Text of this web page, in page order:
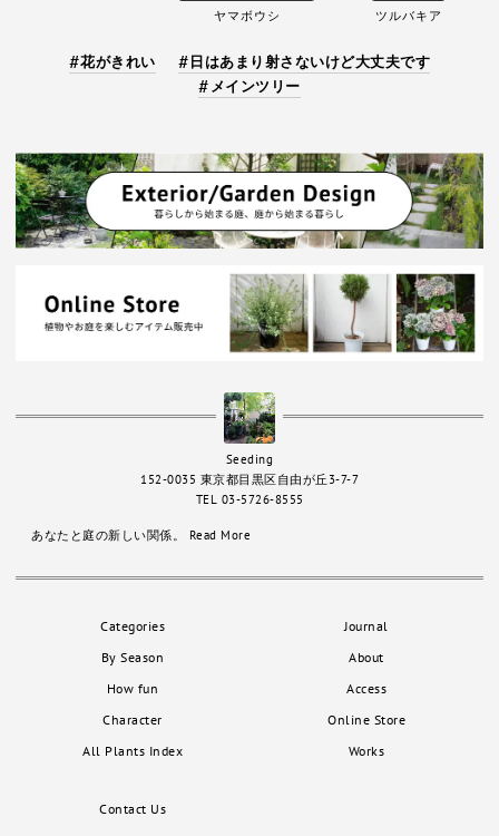
ヤマボウシ ツルバキア
花がきれい
日はあまり射さないけど大丈夫です
メインツリー
あなたと庭の新しい関係。 Read More
Seeding
152-0035 東京都目黒区自由が丘3-7-7
TEL 03-5726-8555
Categories
By Season
How fun
Character
All Plants Index
Journal
About
Access
Online Store
Works
Contact Us